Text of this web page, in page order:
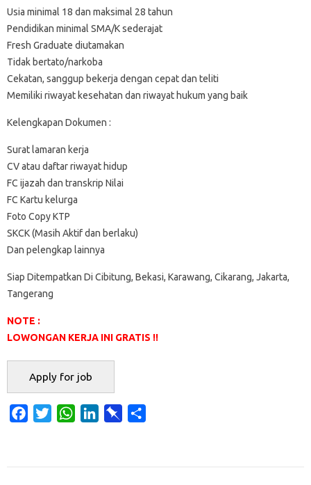
Usia minimal 18 dan maksimal 28 tahun
Pendidikan minimal SMA/K sederajat
Fresh Graduate diutamakan
Tidak bertato/narkoba
Cekatan, sanggup bekerja dengan cepat dan teliti
Memiliki riwayat kesehatan dan riwayat hukum yang baik
Kelengkapan Dokumen :
Surat lamaran kerja
CV atau daftar riwayat hidup
FC ijazah dan transkrip Nilai
FC Kartu kelurga
Foto Copy KTP
SKCK (Masih Aktif dan berlaku)
Dan pelengkap lainnya
Siap Ditempatkan Di Cibitung, Bekasi, Karawang, Cikarang, Jakarta,
Tangerang
NOTE :
LOWONGAN KERJA INI GRATIS !!
W